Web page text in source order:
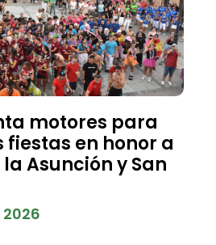
motores para
en honor a
Asunción y San